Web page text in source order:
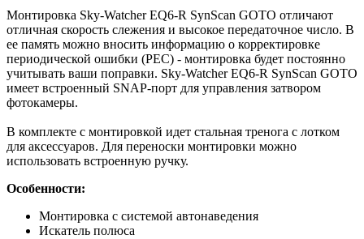
Монтировка Sky-Watcher EQ6-R SynScan GOTO отличают
отличная скорость слежения и высокое передаточное число. В
ее память можно вносить информацию о корректировке
периодической ошибки (PEC) - монтировка будет постоянно
учитывать ваши поправки. Sky-Watcher EQ6-R SynScan GOTO
имеет встроенный SNAP-порт для управления затвором
фотокамеры.
В комплекте с монтировкой идет стальная тренога с лотком
для аксессуаров. Для переноски монтировки можно
использовать встроенную ручку.
Особенности:
Монтировка с системой автонаведения
Искатель полюса